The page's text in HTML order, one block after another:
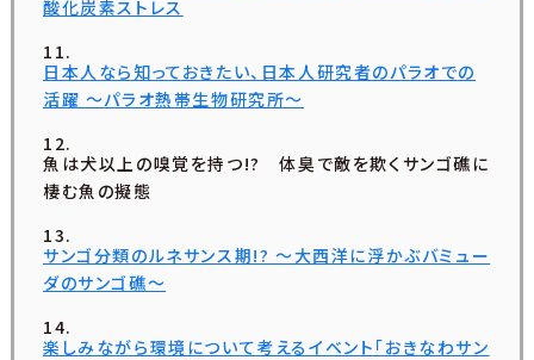
酸化炭素ストレス
日本人なら知っておきたい、日本人研究者のパラオでの
活躍 ～パラオ熱帯生物研究所～
魚は犬以上の嗅覚を持つ!? 体臭で敵を欺くサンゴ礁に
棲む魚の擬態
サンゴ分類のルネサンス期!? ～大西洋に浮かぶバミュー
ダのサンゴ礁～
楽しみながら環境について考えるイベント「おきなわサン